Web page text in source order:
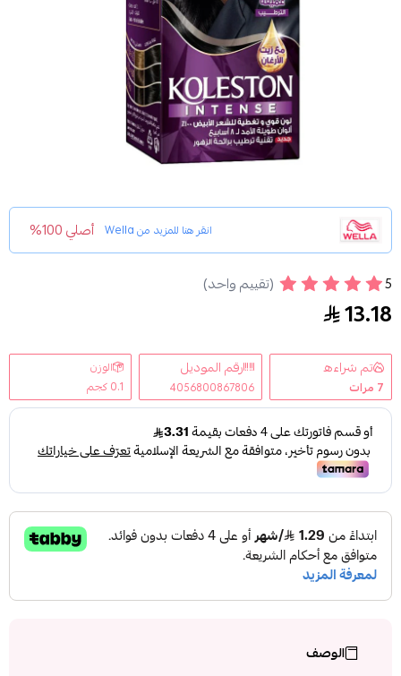
انقر هنا للمزيد منWella أصلي 100%
كريم صبغة الشعر كوليستون مع بديل الزيت اسود 302/0 من ويلا 50 ملليتر
5 (تقييم واحد)
13.18
تم شراءه
7 مرات
رقم الموديل
4056800867806
الوزن
0.1 كجم
الوصف